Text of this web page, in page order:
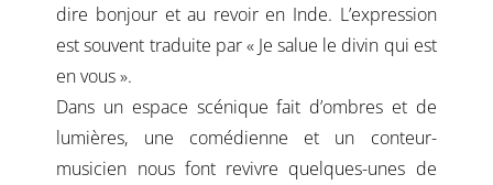
dire bonjour et au revoir en Inde. L’expression
est souvent traduite par « Je salue le divin qui est
en vous ».
Dans un espace scénique fait d’ombres et de
lumières, une comédienne et un conteur-
musicien nous font revivre quelques-unes de